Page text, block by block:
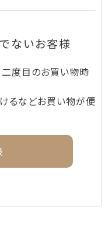
ないお客様
二度目のお買い物時
るなどお買い物が便